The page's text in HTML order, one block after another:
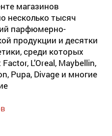
магазинов
несколько тысяч
парфюмерно-
продукции и десятки
среди которых
L’Oreal, Maybellin,
Pupa, Divage и многие